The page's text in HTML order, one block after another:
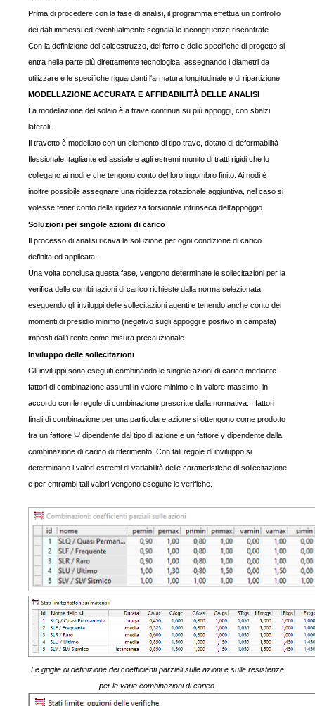
Prima di procedere con la fase di analisi, il programma effettua un controllo
dei dati immessi ed eventualmente segnala le incongruenze riscontrate.
Con la definizione del calcestruzzo, del ferro e delle specifiche di progetto si
entra nella parte più direttamente tecnologica, assegnando i diametri da
utilizzare e le specifiche riguardanti l'armatura longitudinale e di ripartizione.
MODELLAZIONE ACCURATA E AFFIDABILITÀ DELLE ANALISI
La modellazione del solaio è a trave continua su più appoggi, con sbalzi
laterali.
Il travetto è modellato con un elemento di tipo trave, dotato di deformabilità
flessionale, tagliante ed assiale e agli estremi munito di tratti rigidi che lo
collegano ai nodi e che tengono conto del loro ingombro finito. Ai nodi è
inoltre possibile assegnare una rigidezza rotazionale aggiuntiva, nel caso si
volesse tener conto della rigidezza torsionale intrinseca dell'appoggio.
Soluzioni per singole azioni di carico
Il processo di analisi ricava la soluzione per ogni condizione di carico
definita ed applicata.
Una volta conclusa questa fase, vengono determinate le sollecitazioni per la
verifica delle combinazioni di carico richieste dalla norma selezionata,
eseguendo gli inviluppi delle sollecitazioni agenti e tenendo anche conto dei
momenti di presidio minimo (negativo sugli appoggi e positivo in campata)
imposti dall’utente come misura precauzionale.
Inviluppo delle sollecitazioni
Gli inviluppi sono eseguiti combinando le singole azioni di carico mediante
fattori di combinazione assunti in valore minimo e in valore massimo, in
accordo con le regole di combinazione prescritte dalla normativa. I fattori
finali di combinazione per una particolare azione si ottengono come prodotto
fra un fattore Ψ dipendente dal tipo di azione e un fattore γ dipendente dalla
combinazione di carico di riferimento. Con tali regole di inviluppo si
determinano i valori estremi di variabilità delle caratteristiche di sollecitazione
e per entrambi tali valori vengono eseguite le verifiche.
Le griglie di definizione dei coefficienti parziali sulle azioni e sulle resistenze
per le varie combinazioni di carico.